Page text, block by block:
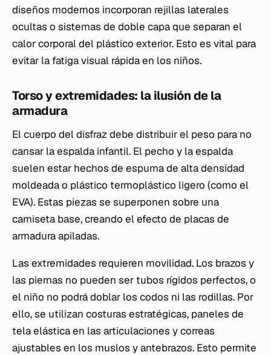
diseños modernos incorporan rejillas laterales
ocultas o sistemas de doble capa que separan el
calor corporal del plástico exterior. Esto es vital para
evitar la fatiga visual rápida en los niños.
Torso y extremidades: la ilusión de la
armadura
El cuerpo del disfraz debe distribuir el peso para no
cansar la espalda infantil. El pecho y la espalda
suelen estar hechos de espuma de alta densidad
moldeada o plástico termoplástico ligero (como el
EVA). Estas piezas se superponen sobre una
camiseta base, creando el efecto de placas de
armadura apiladas.
Las extremidades requieren movilidad. Los brazos y
las piernas no pueden ser tubos rígidos perfectos, o
el niño no podrá doblar los codos ni las rodillas. Por
ello, se utilizan costuras estratégicas, paneles de
tela elástica en las articulaciones y correas
ajustables en los muslos y antebrazos. Esto permite